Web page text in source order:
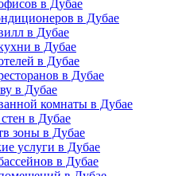
в Дубае
в Дубае
в Дубае
в Дубае
в Дубае
в Дубае
в Дубае
комнаты в Дубае
в Дубае
зоны в Дубае
услуги в Дубае
в Дубае